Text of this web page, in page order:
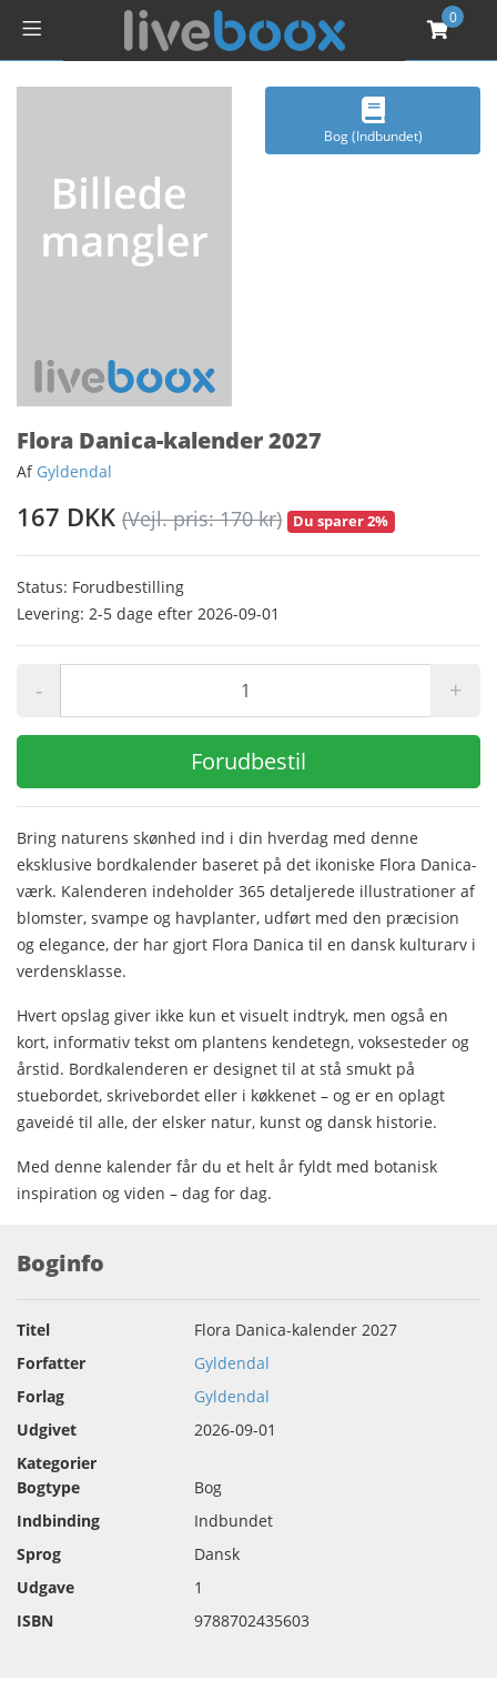
0
Bog (Indbundet)
Flora Danica-kalender 2027
Af Gyldendal
167 DKK (Vejl. pris: 170 kr) Du sparer 2%
Status: Forudbestilling
Levering: 2-5 dage efter 2026-09-01
- +
Forudbestil
Bring naturens skønhed ind i din hverdag med denne
eksklusive bordkalender baseret på det ikoniske Flora Danica-
værk. Kalenderen indeholder 365 detaljerede illustrationer af
blomster, svampe og havplanter, udført med den præcision
og elegance, der har gjort Flora Danica til en dansk kulturarv i
verdensklasse.
Hvert opslag giver ikke kun et visuelt indtryk, men også en
kort, informativ tekst om plantens kendetegn, voksesteder og
årstid. Bordkalenderen er designet til at stå smukt på
stuebordet, skrivebordet eller i køkkenet – og er en oplagt
gaveidé til alle, der elsker natur, kunst og dansk historie.
Med denne kalender får du et helt år fyldt med botanisk
inspiration og viden – dag for dag.
Boginfo
Titel
Flora Danica-kalender 2027
Forfatter
Gyldendal
Forlag
Gyldendal
Udgivet
2026-09-01
Kategorier
Bogtype
Bog
Indbinding
Indbundet
Sprog
Dansk
Udgave
1
ISBN
9788702435603